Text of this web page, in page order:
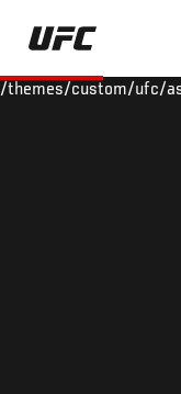
Skip
main
/themes/custom/ufc/